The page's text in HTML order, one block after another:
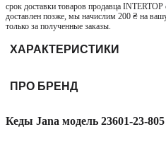
срок доставки товаров продавца INTERTOP
доставлен позже, мы начислим 200 ₴ на
только за полученные заказы.
ХАРАКТЕРИСТИКИ
ПРО БРЕНД
Кеды Jana модель 23601-23-